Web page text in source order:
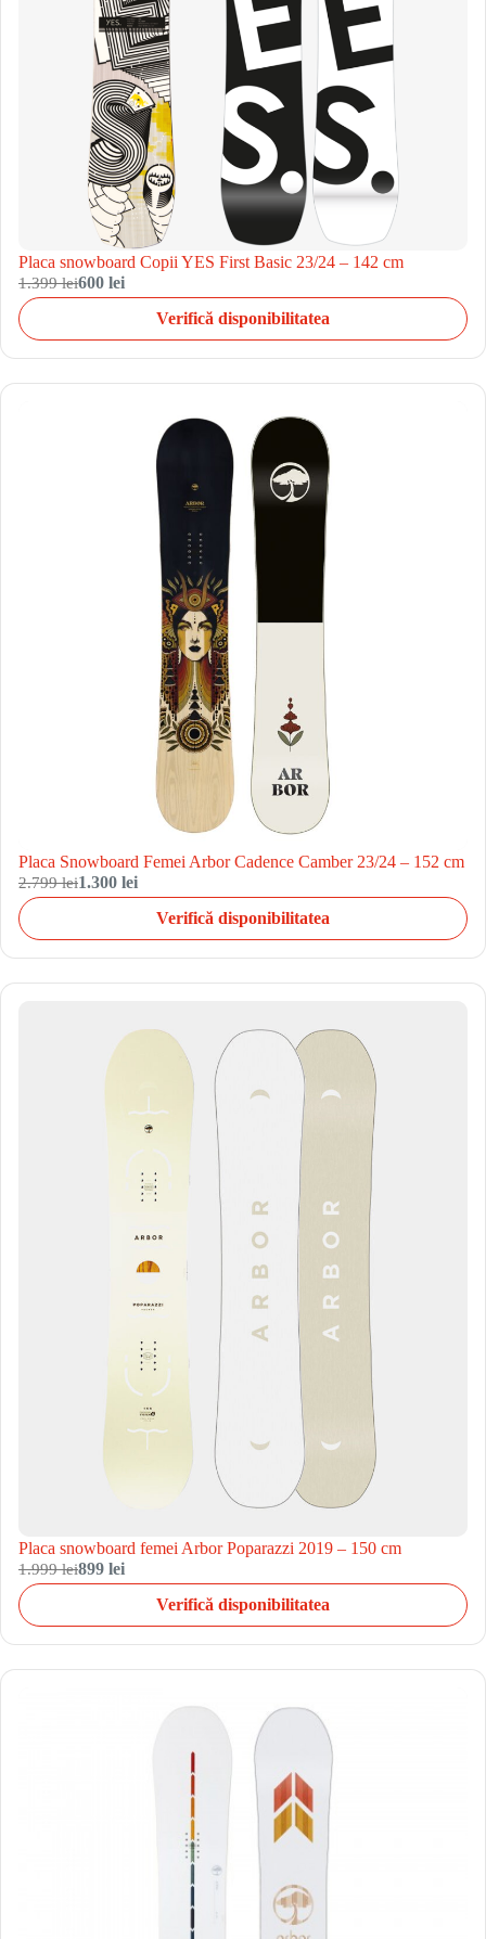
Placa snowboard Copii YES First Basic 23/24 – 142 cm
1.399 lei600 lei
Verifică disponibilitatea
Placa Snowboard Femei Arbor Cadence Camber 23/24 – 152 cm
2.799 lei1.300 lei
Verifică disponibilitatea
Placa snowboard femei Arbor Poparazzi 2019 – 150 cm
1.999 lei899 lei
Verifică disponibilitatea